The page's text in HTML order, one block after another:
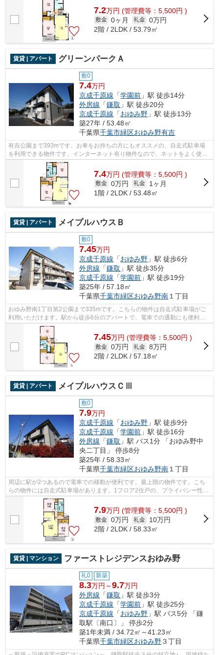
7.2万円 (管理費等：5,500円 )
敷金 0ヶ月 礼金 0万円
2階 / 2LDK / 53.79㎡
賃貸 | アパート グリーンパークＡ
敷0
7.4万円
京成千原線 「学園前 」駅 徒歩14分
外房線 「鎌取 」駅 徒歩20分
京成千原線 「おゆみ野 」駅 徒歩13分
築27年 / 53.48㎡
千葉県千葉市緑区おゆみ野有吉
有吉公園まで393mです。お車をお持ちの方にもオススメの、自走式駐車場
を利用できる物件です。インターネット有り物件なので、ネットをよく使う
方におすすめです。株式会社ネイティブ...
7.4万円 (管理費等：5,500円 )
敷金 0万円 礼金
1ヶ月
1階 / 2LDK / 53.48㎡
賃貸 | アパート メイプルハウスＢ
敷0
7.45万円
京成千原線 「おゆみ野 」駅 徒歩6分
外房線 「鎌取 」駅 徒歩35分
京成千原線 「学園前 」駅 徒歩19分
築25年 / 57.18㎡
千葉県千葉市緑区おゆみ野南 １丁目
おゆみ野南1丁目第2公園まで335mです。こちらの物件は自走式駐車場がご
利用いただけます。駅から徒歩6分のアパートで、電車での通勤にも便利な
立地です。こちらは大型タウン内のアパー...
7.45万円 (管理費等：5,500円 )
敷金 0万円 礼金 8万円
2階 / 2LDK / 57.18㎡
賃貸 | アパート メイプルハウスＣⅢ
敷0
7.9万円
京成千原線 「おゆみ野 」駅 徒歩9分
京成千原線 「学園前 」駅 徒歩16分
外房線 「鎌取 」駅 バス1分 「おゆみ野中
央二丁目」 停歩8分
築25年 / 58.33㎡
千葉県千葉市緑区おゆみ野南 １丁目
周辺に駅が2つあるので電車での移動が便利です。最上階の物件です。こち
らの物件には自走式駐車場があります。1フロア2住戸の、プライバシー性も
高いアパートとなっております。興味を...
7.9万円 (管理費等：5,500円 )
敷金 0万円 礼金
10万円
2階 / 2LDK / 58.33㎡
賃貸 | マンション ファーストレジデンスおゆみ野
礼0 新築
8.3万円～9.7万円
外房線 「鎌取 」駅 徒歩3分
京成千原線 「学園前 」駅 徒歩25分
京成千原線 「おゆみ野 」駅 バス5分 「鎌
取駅〔南口〕」 停歩2分
築1年未満 / 34.72㎡～41.23㎡
千葉県千葉市緑区おゆみ野３丁目